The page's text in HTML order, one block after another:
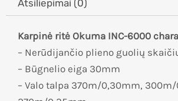
Atsiliepimai (0)
Karpinė ritė Okuma INC-6000
– Nerūdijančio plieno guolių
– Būgnelio eiga 30mm
– Valo talpa 370m/0,30mm,